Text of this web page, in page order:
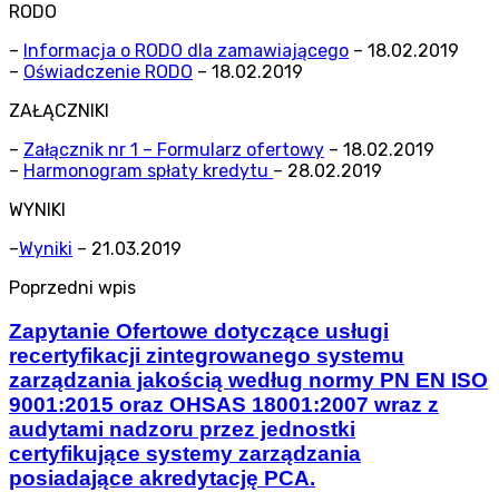
RODO
– Informacja o RODO dla zamawiającego – 18.02.2019
– Oświadczenie RODO – 18.02.2019
ZAŁĄCZNIKI
– Załącznik nr 1 – Formularz ofertowy – 18.02.2019
– Harmonogram spłaty kredytu – 28.02.2019
WYNIKI
–Wyniki – 21.03.2019
Poprzedni wpis
Zapytanie Ofertowe dotyczące usługi
recertyfikacji zintegrowanego systemu
zarządzania jakością według normy PN EN ISO
9001:2015 oraz OHSAS 18001:2007 wraz z
audytami nadzoru przez jednostki
certyfikujące systemy zarządzania
posiadające akredytację PCA.